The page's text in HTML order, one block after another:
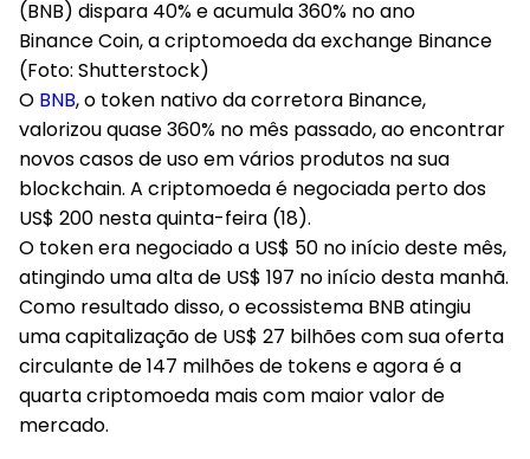
Binance Coin, a criptomoeda da exchange Binance
(Foto: Shutterstock)
O BNB, o token nativo da corretora Binance,
valorizou quase 360% no mês passado, ao encontrar
novos casos de uso em vários produtos na sua
blockchain. A criptomoeda é negociada perto dos
US$ 200 nesta quinta-feira (18).
O token era negociado a US$ 50 no início deste mês,
atingindo uma alta de US$ 197 no início desta manhã.
Como resultado disso, o ecossistema BNB atingiu
uma capitalização de US$ 27 bilhões com sua oferta
circulante de 147 milhões de tokens e agora é a
quarta criptomoeda mais com maior valor de
mercado.